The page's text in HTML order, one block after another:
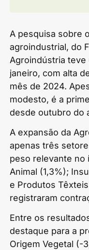
A pesquisa sobre
agroindustrial, do
Agroindústria
janeiro, com alta
mês de 2024.
modesto, é a
desde outubro do
A expansão da
apenas três
peso relevante no
Animal (1,3%);
e Produtos
registraram
Entre os
destaque para a
Origem Vegetal (-